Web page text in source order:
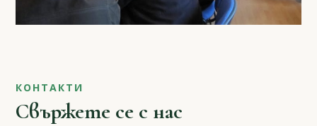
КОНТАКТИ
Свържете се с нас